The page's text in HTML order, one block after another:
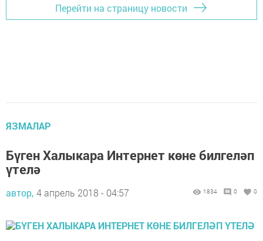
Перейти на страницу новости
ЯЗМАЛАР
Бүген Халыкара Интернет көне билгеләп
үтелә
автор, 4 апрель 2018 - 04:57 1834 0 0